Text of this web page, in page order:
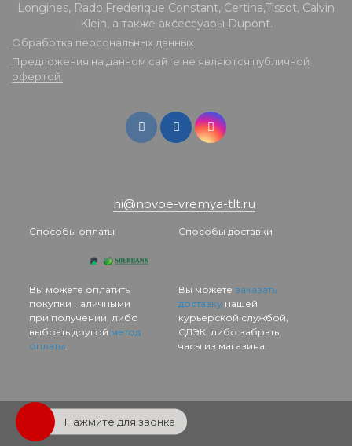
Longines, Rado,Frederique Constant, Certina,Tissot, Calvin
Klein, а также аксессуары Dupont.
Обработка персональных данных
Предложения на данном сайте не являются публичной
офертой.
hi@novoe-vremya-tlt.ru
Способы оплаты
Вы можете оплатить
покупки наличными
при получении, либо
выбрать другой метод
оплаты.
Способы доставки
Вы можете заказать
доставкунашей
курьерской службой,
СДЭК, либо забрать
часы из магазина.
Нажмите для звонка